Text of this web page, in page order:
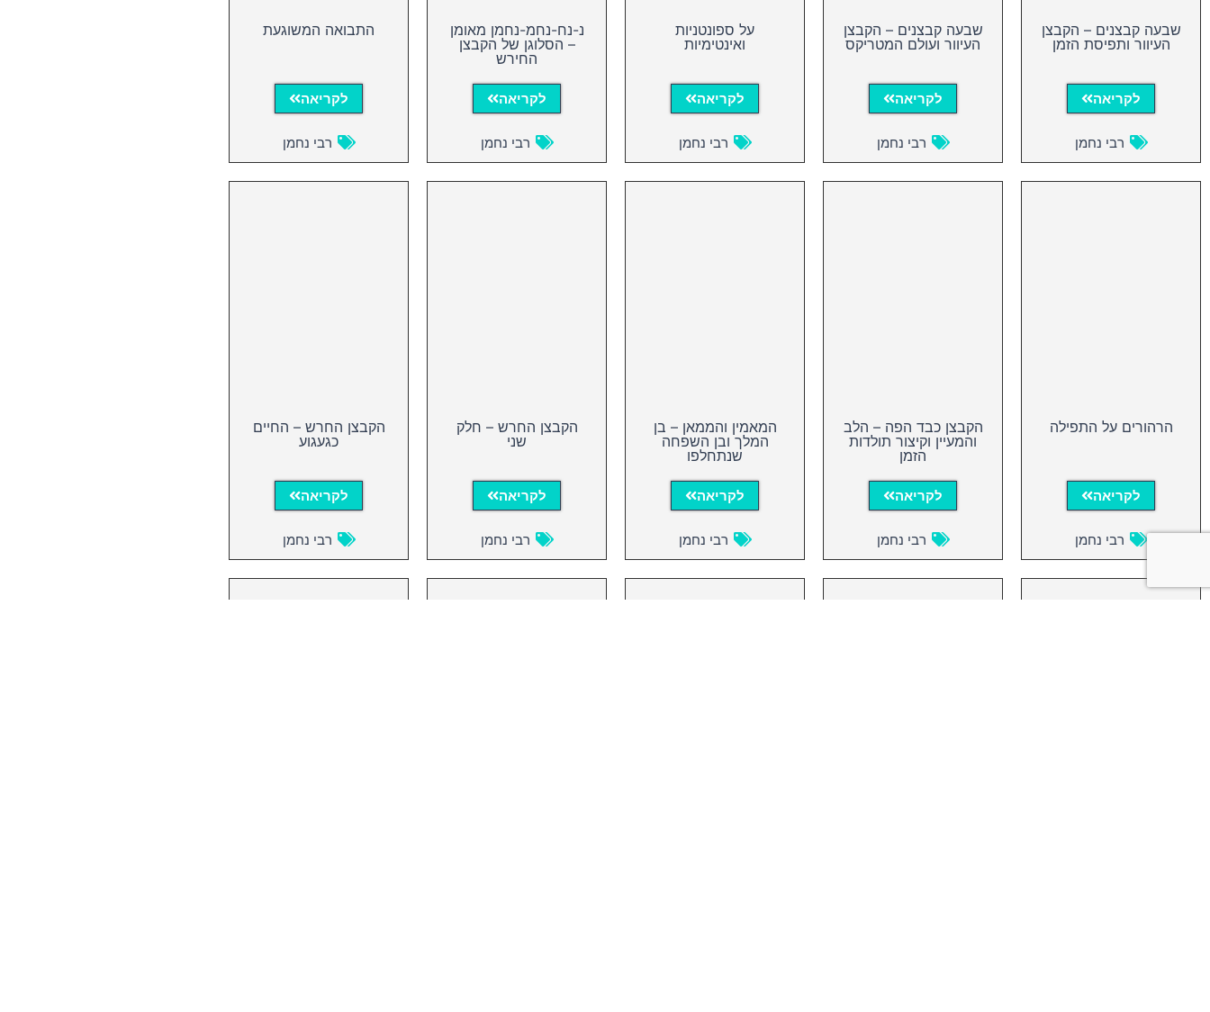
שבעה קבצנים – הקבצן
העיוור ותפיסת הזמן
לקריאה
רבי נחמן
שבעה קבצנים – הקבצן
העיוור ועולם המטריקס
לקריאה
רבי נחמן
על ספונטניות
ואינטימיות
לקריאה
רבי נחמן
נ-נח-נחמ-נחמן מאומן
– הסלוגן של הקבצן
החירש
לקריאה
רבי נחמן
התבואה המשוגעת
לקריאה
רבי נחמן
הרהורים על התפילה
לקריאה
רבי נחמן
הקבצן כבד הפה – הלב
והמעיין וקיצור תולדות
הזמן
לקריאה
רבי נחמן
המאמין והממאן – בן
המלך ובן השפחה
שנתחלפו
לקריאה
רבי נחמן
הקבצן החרש – חלק
שני
לקריאה
רבי נחמן
הקבצן החרש – החיים
כגעגוע
לקריאה
רבי נחמן